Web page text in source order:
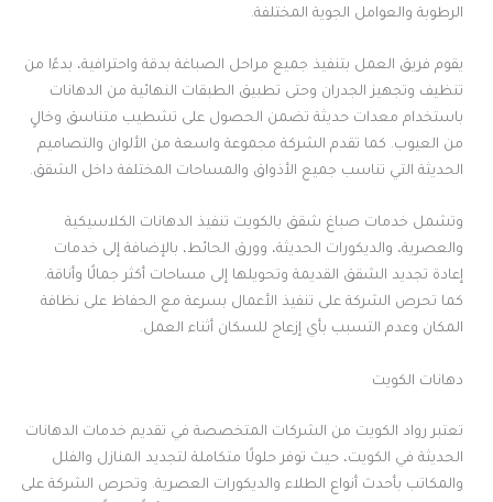
الرطوبة والعوامل الجوية المختلفة.
يقوم فريق العمل بتنفيذ جميع مراحل الصباغة بدقة واحترافية، بدءًا من
تنظيف وتجهيز الجدران وحتى تطبيق الطبقات النهائية من الدهانات
باستخدام معدات حديثة تضمن الحصول على تشطيب متناسق وخالٍ
من العيوب. كما تقدم الشركة مجموعة واسعة من الألوان والتصاميم
الحديثة التي تناسب جميع الأذواق والمساحات المختلفة داخل الشقق.
وتشمل خدمات صباغ شقق بالكويت تنفيذ الدهانات الكلاسيكية
والعصرية، والديكورات الحديثة، وورق الحائط، بالإضافة إلى خدمات
إعادة تجديد الشقق القديمة وتحويلها إلى مساحات أكثر جمالًا وأناقة.
كما تحرص الشركة على تنفيذ الأعمال بسرعة مع الحفاظ على نظافة
المكان وعدم التسبب بأي إزعاج للسكان أثناء العمل.
دهانات الكويت
تعتبر رواد الكويت من الشركات المتخصصة في تقديم خدمات الدهانات
الحديثة في الكويت، حيث توفر حلولًا متكاملة لتجديد المنازل والفلل
والمكاتب بأحدث أنواع الطلاء والديكورات العصرية. وتحرص الشركة على